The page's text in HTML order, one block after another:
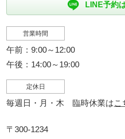
LINE予約
営業時間
午前：9:00～12:00
午後：14:00～19:00
定休日
毎週日・月・木 臨時休業はこ
〒300-1234